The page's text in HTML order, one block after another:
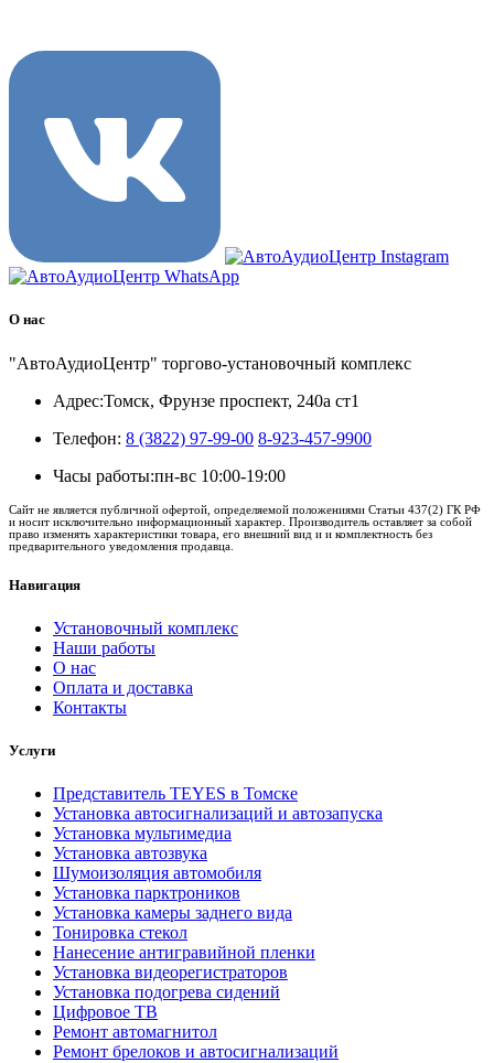
О нас
"АвтоАудиоЦентр" торгово-установочный комплекс
Адрес:Томск, Фрунзе проспект, 240а ст1
Телефон: 8 (3822) 97-99-00 8-923-457-9900
Часы работы:пн-вс 10:00-19:00
Сайт не является публичной офертой, определяемой положениями Статьи 437(2) ГК РФ
и носит исключительно информационный характер. Производитель оставляет за собой
право изменять характеристики товара, его внешний вид и и комплектность без
предварительного уведомления продавца.
Навигация
Установочный комплекс
Наши работы
О нас
Оплата и доставка
Контакты
Услуги
Представитель TEYES в Томске
Установка автосигнализаций и автозапуска
Установка мультимедиа
Установка автозвука
Шумоизоляция автомобиля
Установка парктроников
Установка камеры заднего вида
Тонировка стекол
Нанесение антигравийной пленки
Установка видеорегистраторов
Установка подогрева сидений
Цифровое ТВ
Ремонт автомагнитол
Ремонт брелоков и автосигнализаций